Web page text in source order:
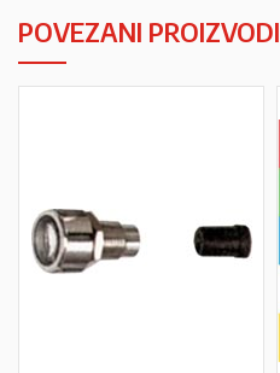
POVEZANI PROIZVODI